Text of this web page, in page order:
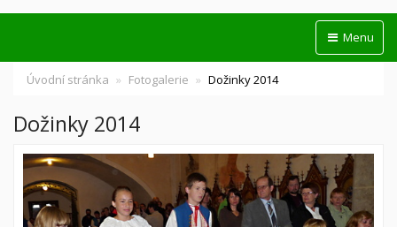
Menu
Úvodní stránka Fotogalerie Dožinky 2014
Dožinky 2014